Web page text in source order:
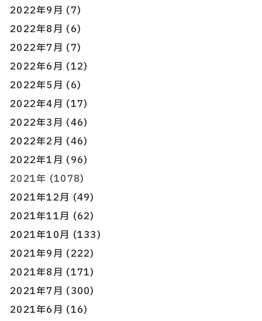
2022年9月 (7)
2022年8月 (6)
2022年7月 (7)
2022年6月 (12)
2022年5月 (6)
2022年4月 (17)
2022年3月 (46)
2022年2月 (46)
2022年1月 (96)
2021年 (1078)
2021年12月 (49)
2021年11月 (62)
2021年10月 (133)
2021年9月 (222)
2021年8月 (171)
2021年7月 (300)
2021年6月 (16)